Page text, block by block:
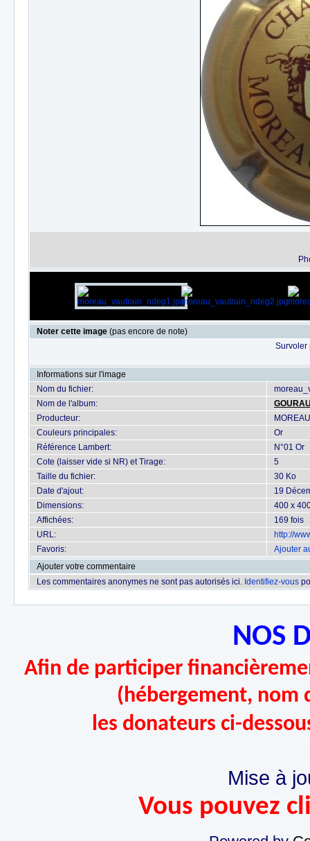
Noter cette image (pas encore de note)
Survoler
Informations sur l'image
Nom du fichier:
Nom de l'album:
Producteur:
Couleurs principales:
Or
Référence Lambert:
N°01 Or
Cote (laisser vide si NR) et Tirage:
5
Taille du fichier:
30 Ko
Date d'ajout:
19
Dimensions:
400 x
Affichées:
169 fois
URL:
http://
Favoris:
Ajouter
Ajouter votre commentaire
Les commentaires anonymes ne sont pas autorisés ici. Identifiez-vous
NOS
Afin de participer
(hébergement,
les donateurs ci-
Mise à
Vous pouvez